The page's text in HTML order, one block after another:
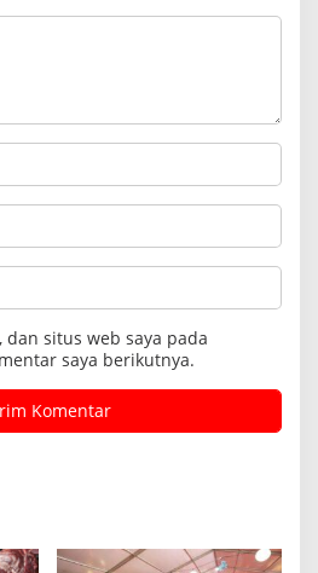
dan situs web saya pada
saya berikutnya.